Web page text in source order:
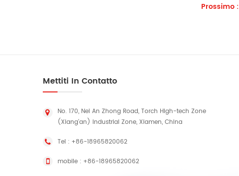
Prossimo :
Mettiti In Contatto
No. 170, Nei An Zhong Road, Torch High-tech Zone
(Xiang'an) Industrial Zone, Xiamen, China
Tel : +86-18965820062
mobile : +86-18965820062